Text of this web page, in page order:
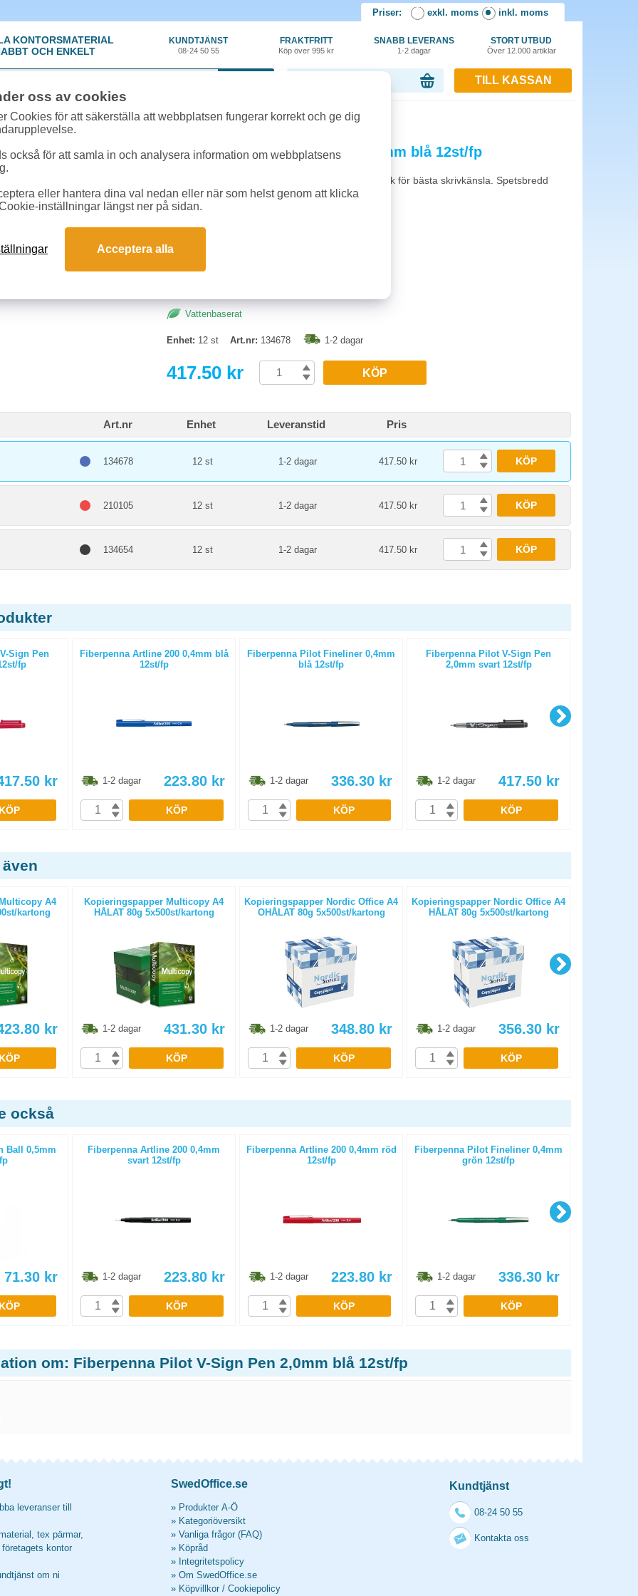
Priser: exkl. moms inkl. moms
KONTORSMATERIAL
OCH ENKELT
KUNDTJÄNST
08-24 50 55
FRAKTFRITT
Köp över 995 kr
SNABB LEVERANS
1-2 dagar
STORT UTBUD
Över 12.000 artiklar
TILL KASSAN
»Penna - Fiber»Fiberpenna Pilot V-Sign Pen 2,0mm blå 12st/fp
Fiberpenna Pilot V-Sign Pen 2,0mm blå 12st/fp
Bred filtpenna med vattenbaserat lättflytande bläck för bästa skrivkänsla. Spetsbredd
2,0mm, skrivbredd 0,6mm. 12st per förpackning.
Begränsad returrätt
Vattenbaserat
Enhet: 12 st Art.nr: 134678 1-2 dagar
417.50 kr KÖP
Art.nr Enhet Leveranstid Pris
134678 12 st 1-2 dagar 417.50 kr KÖP
210105 12 st 1-2 dagar 417.50 kr KÖP
134654 12 st 1-2 dagar 417.50 kr KÖP
Sign Pen
fp
kr
KÖP
Fiberpenna Artline 200 0,4mm blå
12st/fp
1-2 dagar 223.80 kr
KÖP
Fiberpenna Pilot Fineliner 0,4mm
blå 12st/fp
1-2 dagar 336.30 kr
KÖP
Fiberpenna Pilot V-Sign Pen
2,0mm svart 12st/fp
1-2 dagar 417.50 kr
KÖP
A4
kartong
kr
KÖP
Kopieringspapper Multicopy A4
HÅLAT 80g 5x500st/kartong
1-2 dagar 431.30 kr
KÖP
Kopieringspapper Nordic Office A4
OHÅLAT 80g 5x500st/kartong
1-2 dagar 348.80 kr
KÖP
Kopieringspapper Nordic Office A4
HÅLAT 80g 5x500st/kartong
1-2 dagar 356.30 kr
KÖP
också
Ball 0,5mm
71.30 kr
KÖP
Fiberpenna Artline 200 0,4mm
svart 12st/fp
1-2 dagar 223.80 kr
KÖP
Fiberpenna Artline 200 0,4mm röd
12st/fp
1-2 dagar 223.80 kr
KÖP
Fiberpenna Pilot Fineliner 0,4mm
grön 12st/fp
1-2 dagar 336.30 kr
KÖP
om: Fiberpenna Pilot V-Sign Pen 2,0mm blå 12st/fp
leveranser till
tex pärmar,
kontor
om ni
SwedOffice.se
» Produkter A-Ö
» Kategoriöversikt
» Vanliga frågor (FAQ)
» Köpråd
» Integritetspolicy
» Om SwedOffice.se
» Köpvillkor / Cookiepolicy
Kundtjänst
08-24 50 55
Kontakta oss
oss av cookies
Cookies för att säkerställa att webbplatsen fungerar korrekt och ge dig
också för att samla in och analysera information om webbplatsens
eller hantera dina val nedan eller när som helst genom att klicka
inställningar längst ner på sidan.
Acceptera alla